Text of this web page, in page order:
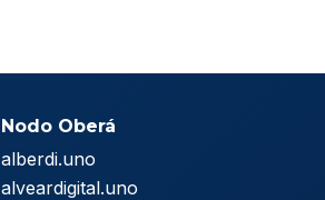
Nodo Oberá
alberdi.uno
alveardigital.uno